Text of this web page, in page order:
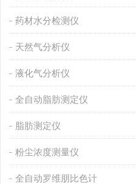
药材水分检测仪
天然气分析仪
液化气分析仪
全自动脂肪测定仪
脂肪测定仪
粉尘浓度测量仪
全自动罗维朋比色计